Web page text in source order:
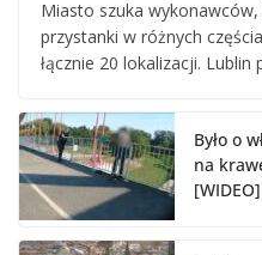
Miasto szuka
przystanki w różnych
łącznie 20 lokalizacji. Lublin
Było o
na
[WIDEO]